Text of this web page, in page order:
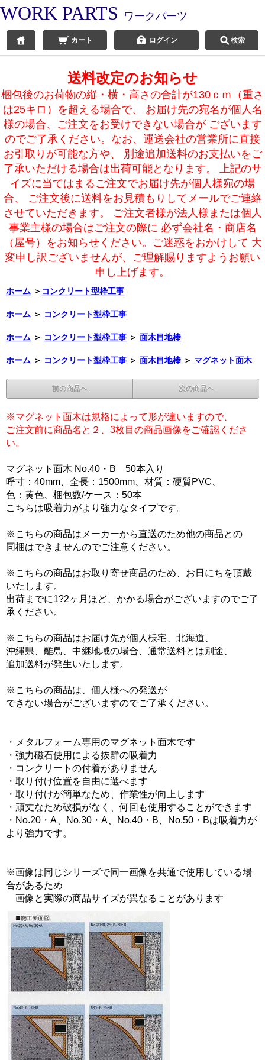
WORK PARTS ワークパーツ
カート ログイン 検索
送料改定のお知らせ
梱包後のお荷物の縦・横・高さの合計が130ｃｍ（重さ
は25キロ）を超える場合で、 お届け先の宛名が個人名
様の場合、ご注文をお受けできない場合が ございます
のでご了承ください。なお、運送会社の営業所に直接
お引取りが可能な方や、 別途追加送料のお支払いをご
了承いただける場合は出荷可能となります。 上記のサ
イズに当てはまるご注文でお届け先が個人様宛の場
合、 ご注文後に送料をお見積もりしてメールでご連絡
させていただきます。 ご注文者様が法人様または個人
事業主様の場合はご注文の際に 必ず会社名・商店名
（屋号）をお知らせください。ご迷惑をおかけして 大
変申し訳ございませんが、ご理解賜りますようお願い
申し上げます。
ホーム ＞ コンクリート型枠工事
ホーム ＞ コンクリート型枠工事
ホーム ＞ コンクリート型枠工事 ＞ 面木目地棒
ホーム ＞ コンクリート型枠工事 ＞ 面木目地棒 ＞ マグネット面木
前の商品へ 次の商品へ
※マグネット面木は規格によって形が違いますので、
ご注文前に商品名と２、3枚目の商品画像をご確認くださ
い。
マグネット面木 No.40・B 50本入り
呼寸：40mm、全長：1500mm、材質：硬質PVC、
色：黄色、梱包数/ケース：50本
こちらは吸着力がより強力なタイプです。
※こちらの商品はメーカーから直送のため他の商品との
同梱はできませんのでご注意ください。
※こちらの商品はお取り寄せ商品のため、お日にちを頂戴
いたします。
出荷までに1?2ヶ月ほど、かかる場合がございますのでご了
承ください。
※こちらの商品はお届け先が個人様宅、北海道、
沖縄県、離島、中継地域の場合、通常送料とは別途、
追加送料が発生いたします。
※こちらの商品は、個人様への発送が
できない場合がございますのでご了承ください。
・メタルフォーム専用のマグネット面木です
・強力磁石使用による抜群の吸着力
・コンクリートの付着がありません
・取り付け位置を自由に選べます
・取り付けが簡単なため、作業性が向上します
・頑丈なため破損がなく、何回も使用することができます
・No.20・A、No.30・A、No.40・B、No.50・Bは吸着力が
より強力です。
※画像は同じシリーズで同一画像を共通で使用している場
合があるため
画像と実際の商品サイズが異なることがあります